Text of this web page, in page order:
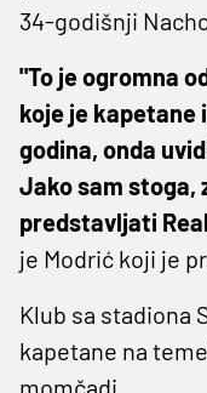
34-godišnji
"To je ogromna
koje je kapetane
godina, onda
Jako sam stoga,
predstavljati
je Modrić koji je
Klub sa stadiona
kapetane na
momčadi.